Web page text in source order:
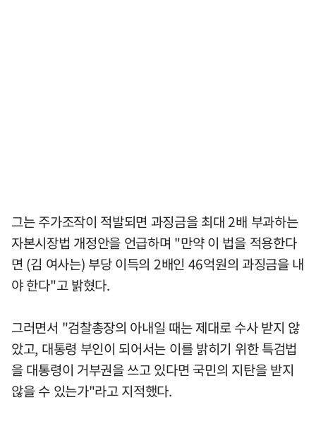
그는 주가조작이 적발되면 과징금을 최대 2배 부과하는
자본시장법 개정안을 언급하며 "만약 이 법을 적용한다
면 (김 여사는) 부당 이득의 2배인 46억원의 과징금을 내
야 한다"고 밝혔다.
그러면서 "검찰총장의 아내일 때는 제대로 수사 받지 않
았고, 대통령 부인이 되어서는 이를 밝히기 위한 특검법
을 대통령이 거부권을 쓰고 있다면 국민의 지탄을 받지
않을 수 있는가"라고 지적했다.